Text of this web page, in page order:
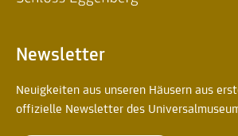
Newsletter
Neuigkeiten aus unseren Häusern aus
offizielle Newsletter des